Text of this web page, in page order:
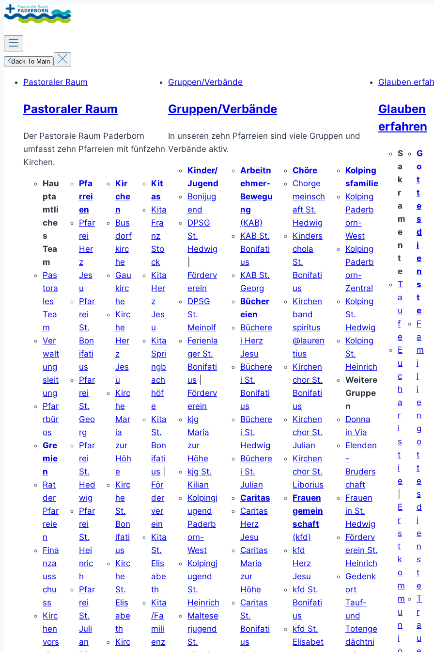
Zum
Inhalt
springen
Back To Main
Pastoraler Raum
Pastoraler Raum
Der Pastorale Raum Paderborn
umfasst zehn Pfarreien mit fünfzehn
Kirchen.
Hau
pta
mtli
che
s
Tea
m
Pas
tora
les
Tea
m
Ver
walt
ung
sleit
ung
Pfar
rbür
os
Gre
mie
n
Rat
der
Pfar
reie
n
Fina
nza
uss
chu
ss
Kirc
hen
vors
Pfa
rrei
en
Pfar
rei
Her
z
Jes
u
Pfar
rei
St.
Bon
ifati
us
Pfar
rei
St.
Geo
rg
Pfar
rei
St.
Hed
wig
Pfar
rei
St.
Hei
nric
h
Pfar
rei
St.
Juli
an
Kir
che
n
Bus
dorf
kirc
he
Gau
kirc
he
Kirc
he
Her
z
Jes
u
Kirc
he
Mar
ia
zur
Höh
e
Kirc
he
St.
Bon
ifati
us
Kirc
he
St.
Elis
abe
th
Kirc
Kit
as
Kita
Fra
nz
Sto
ck
Kita
Her
z
Jes
u
Kita
Spri
ngb
ach
höf
e
Kita
St.
Bon
ifati
us
För
der
ver
ein
Kita
St.
Elis
abe
th
Kita
/Fa
mili
enz
Gruppen/Verbände
Gruppen/Verbände
In unseren zehn Pfarreien sind viele Gruppen und
Verbände aktiv.
Kinder/
Jugend
Bonijug
end
DPSG
St.
Hedwig
Förderv
erein
DPSG
St.
Meinolf
Ferienla
ger St.
Bonifati
us
Förderv
erein
kjg
Maria
zur
Höhe
kjg St.
Kilian
Kolpingj
ugend
Paderb
orn-
West
Kolpingj
ugend
St.
Heinrich
Maltese
rjugend
St.
Arbeitn
ehmer-
Bewegu
ng
(KAB)
KAB St.
Bonifati
us
KAB St.
Georg
Bücher
eien
Büchere
i Herz
Jesu
Büchere
i St.
Bonifati
us
Büchere
i St.
Hedwig
Büchere
i St.
Julian
Caritas
Caritas
Herz
Jesu
Caritas
Maria
zur
Höhe
Caritas
St.
Bonifati
us
Chöre
Chorge
meinsch
aft St.
Hedwig
Kinders
chola
St.
Bonifati
us
Kirchen
band
spiritus
@lauren
tius
Kirchen
chor St.
Bonifati
us
Kirchen
chor St.
Julian
Kirchen
chor St.
Liborius
Frauen
gemein
schaft
(kfd)
kfd
Herz
Jesu
kfd St.
Bonifati
us
kfd St.
Elisabet
Kolping
sfamilie
Kolping
Paderb
orn-
West
Kolping
Paderb
orn-
Zentral
Kolping
St.
Hedwig
Kolping
St.
Heinrich
Weitere
Gruppe
n
Donna
in Via
Elenden
-
Bruders
chaft
Frauen
in St.
Hedwig
Förderv
erein St.
Heinrich
Gedenk
ort
Tauf-
und
Totenge
dächtni
Glauben
Glauben
erfahren
S
a
k
r
a
m
e
n
t
e
T
a
u
f
e
E
u
c
h
a
r
i
s
t
i
e
E
r
s
t
k
o
m
m
u
n
i
G
o
t
t
e
s
d
i
e
n
s
t
e
F
a
m
i
l
i
e
n
g
o
t
t
e
s
d
i
e
n
s
t
e
T
r
a
u